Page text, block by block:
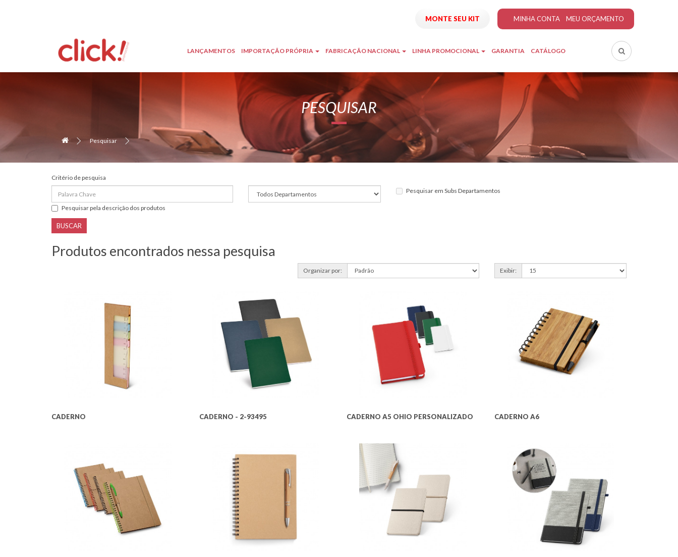
MINHA CONTA MEU ORÇAMENTO
MONTE SEU KIT
LANÇAMENTOS IMPORTAÇÃO PRÓPRIA FABRICAÇÃO NACIONAL LINHA PROMOCIONAL GARANTIA CATÁLOGO
PESQUISAR
Pesquisar
Critério de pesquisa
Pesquisar em Subs Departamentos
Pesquisar pela descrição dos produtos
Produtos encontrados nessa pesquisa
Organizar por: Exibir:
CADERNO CADERNO - 2-93495 CADERNO A5 OHIO PERSONALIZADO CADERNO A6